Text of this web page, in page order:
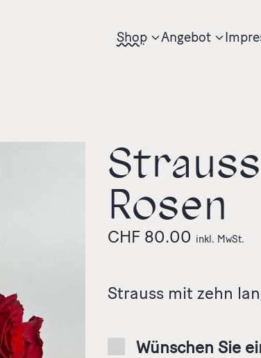
Shop Angebot
Rosen
CHF 80.00 inkl. MwSt.
Strauss mit zehn
Wünschen Sie